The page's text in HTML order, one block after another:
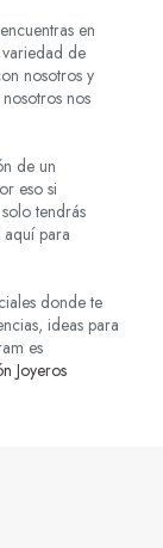
en
variedad de
nosotros y
nos
de un
eso si
tendrás
aquí para
donde te
ideas para
es
Joyeros